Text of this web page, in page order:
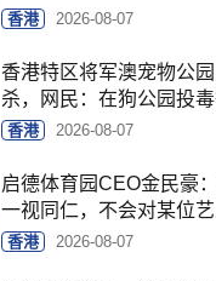
香港 2026-08-07
香港特区将军澳宠物公
杀，网民：在狗公园投
香港 2026-08-07
启德体育园CEO金民豪
一视同仁，不会对某位
香港 2026-08-07